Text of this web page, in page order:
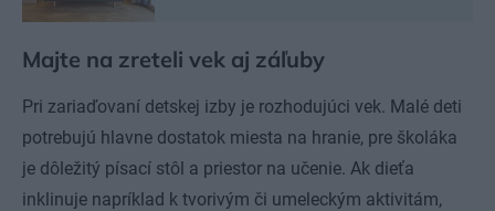
Majte na zreteli vek aj záľuby
Pri zariaďovaní detskej izby je rozhodujúci vek. Malé deti
potrebujú hlavne dostatok miesta na hranie, pre školáka
je dôležitý písací stôl a priestor na učenie. Ak dieťa
inklinuje napríklad k tvorivým či umeleckým aktivitám,